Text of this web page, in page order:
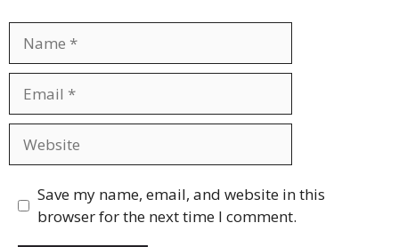
Save my name, email, and website in this
browser for the next time I comment.